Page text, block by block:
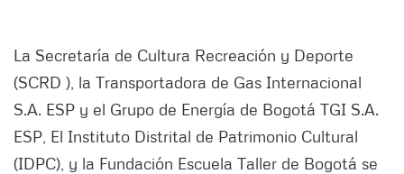
La Secretaría de Cultura Recreación y Deporte
(SCRD ), la Transportadora de Gas Internacional
S.A. ESP y el Grupo de Energía de Bogotá TGI S.A.
ESP, El Instituto Distrital de Patrimonio Cultural
(IDPC), y la Fundación Escuela Taller de Bogotá se